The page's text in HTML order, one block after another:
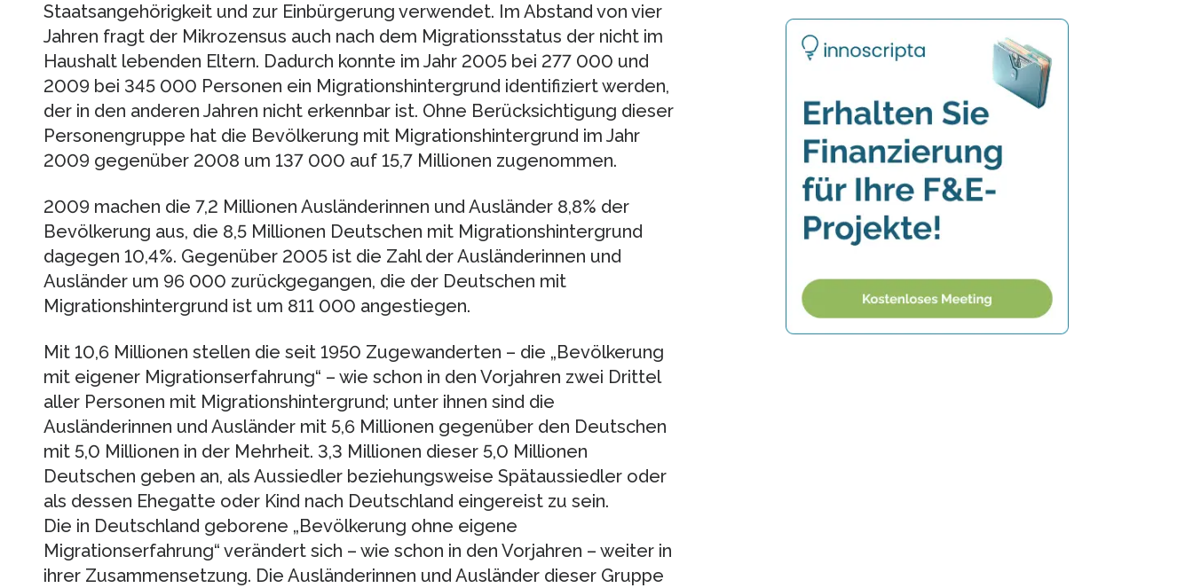
Staatsangehörigkeit und zur Einbürgerung verwendet. Im Abstand von vier
Jahren fragt der Mikrozensus auch nach dem Migrationsstatus der nicht im
Haushalt lebenden Eltern. Dadurch konnte im Jahr 2005 bei 277 000 und
2009 bei 345 000 Personen ein Migrationshintergrund identifiziert werden,
der in den anderen Jahren nicht erkennbar ist. Ohne Berücksichtigung dieser
Personengruppe hat die Bevölkerung mit Migrationshintergrund im Jahr
2009 gegenüber 2008 um 137 000 auf 15,7 Millionen zugenommen.
2009 machen die 7,2 Millionen Ausländerinnen und Ausländer 8,8% der
Bevölkerung aus, die 8,5 Millionen Deutschen mit Migrationshintergrund
dagegen 10,4%. Gegenüber 2005 ist die Zahl der Ausländerinnen und
Ausländer um 96 000 zurückgegangen, die der Deutschen mit
Migrationshintergrund ist um 811 000 angestiegen.
Mit 10,6 Millionen stellen die seit 1950 Zugewanderten – die „Bevölkerung
mit eigener Migrationserfahrung“ – wie schon in den Vorjahren zwei Drittel
aller Personen mit Migrationshintergrund; unter ihnen sind die
Ausländerinnen und Ausländer mit 5,6 Millionen gegenüber den Deutschen
mit 5,0 Millionen in der Mehrheit. 3,3 Millionen dieser 5,0 Millionen
Deutschen geben an, als Aussiedler beziehungsweise Spätaussiedler oder
als dessen Ehegatte oder Kind nach Deutschland eingereist zu sein.
Die in Deutschland geborene „Bevölkerung ohne eigene
Migrationserfahrung“ verändert sich – wie schon in den Vorjahren – weiter in
ihrer Zusammensetzung. Die Ausländerinnen und Ausländer dieser Gruppe